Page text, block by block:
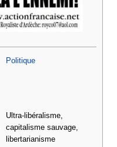
Politique
Ultra-libéralisme,
capitalisme sauvage,
libertarianisme